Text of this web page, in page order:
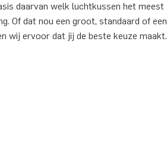
daarvan welk luchtkussen het meest
Of dat nou een groot, standaard of een
wij ervoor dat jij de beste keuze maakt.